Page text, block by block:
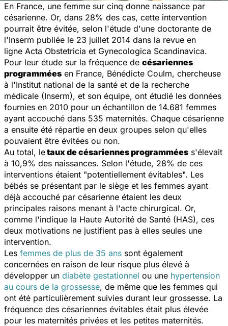
En France, une femme sur cinq donne naissance par
césarienne. Or, dans 28% des cas, cette intervention
pourrait être évitée, selon l'étude d'une doctorante de
l'Inserm publiée le 23 juillet 2014 dans la revue en
ligne Acta Obstetricia et Gynecologica Scandinavica.
Pour leur étude sur la fréquence de césariennes
programmées en France, Bénédicte Coulm, chercheuse
à l'Institut national de la santé et de la recherche
médicale (Inserm), et son équipe, ont étudié les données
fournies en 2010 pour un échantillon de 14.681 femmes
ayant accouché dans 535 maternités. Chaque césarienne
a ensuite été répartie en deux groupes selon qu'elles
pouvaient être évitées ou non.
Au total, letaux de césariennes programmées s'élevait
à 10,9% des naissances. Selon l'étude, 28% de ces
interventions étaient "potentiellement évitables". Les
bébés se présentant par le siège et les femmes ayant
déjà accouché par césarienne étaient les deux
principales raisons menant à l'acte chirurgical. Or,
comme l'indique la Haute Autorité de Santé (HAS), ces
deux motivations ne justifient pas à elles seules une
intervention.
Les femmes de plus de 35 ans sont également
concernées en raison de leur risque plus élevé à
développer un diabète gestationnel ou une hypertension
au cours de la grossesse, de même que les femmes qui
ont été particulièrement suivies durant leur grossesse. La
fréquence des césariennes évitables était plus élevée
pour les maternités privées et les petites maternités.